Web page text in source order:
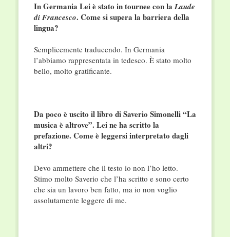
In Germania Lei è stato in tournee con laLaude
di Francesco. Come si supera la barriera della
lingua?
Semplicemente traducendo. In Germania
l’abbiamo rappresentata in tedesco. È stato molto
bello, molto gratificante.
Da poco è uscito il libro di Saverio Simonelli “La
musica è altrove”. Lei ne ha scritto la
prefazione. Come è leggersi interpretato dagli
altri?
Devo ammettere che il testo io non l’ho letto.
Stimo molto Saverio che l’ha scritto e sono certo
che sia un lavoro ben fatto, ma io non voglio
assolutamente leggere di me.